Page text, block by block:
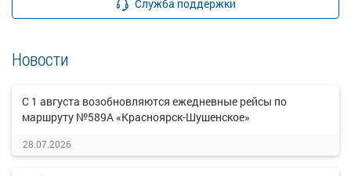
Служба поддержки
Новости
С 1 августа возобновляются ежедневные рейсы по
маршруту №589А «Красноярск-Шушенское»
28.07.2026